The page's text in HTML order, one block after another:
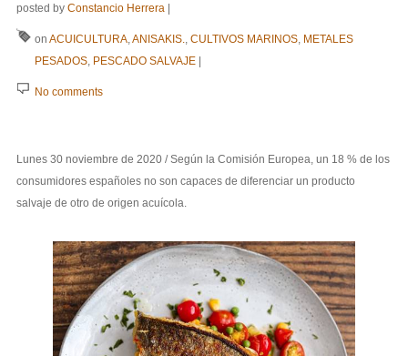
posted by Constancio Herrera |
on ACUICULTURA, ANISAKIS. CULTIVOS MARINOS, METALES
PESADOS, PESCADO SALVAJE|
No comments
Lunes 30 noviembre de 2020 / Según la Comisión Europea, un 18 % de los
consumidores españoles no son capaces de diferenciar un producto
salvaje de otro de origen acuícola.